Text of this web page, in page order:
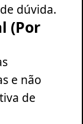
dúvida.
(Por
e não
de